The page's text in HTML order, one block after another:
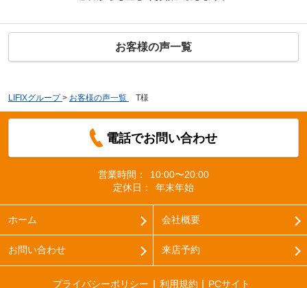
お客様の声一覧
LIFIXグループ > お客様の声一覧 T様
電話でお問い合わせ
営業時間：
10:00〜20:00
定休日：
年末年始
ホーム 会社概要
お問い合わせ 来店予約
プライバシーポリシー 利用規約 PCサイト